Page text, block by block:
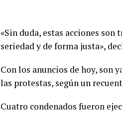
«Sin duda, estas acciones
seriedad y de forma justa»,
Con los anuncios de hoy, son
las protestas, según un
Cuatro condenados fueron